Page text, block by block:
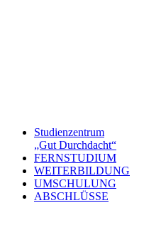
Studienzentrum
„Gut Durchdacht“
FERNSTUDIUM
WEITERBILDUNG
UMSCHULUNG
ABSCHLÜSSE